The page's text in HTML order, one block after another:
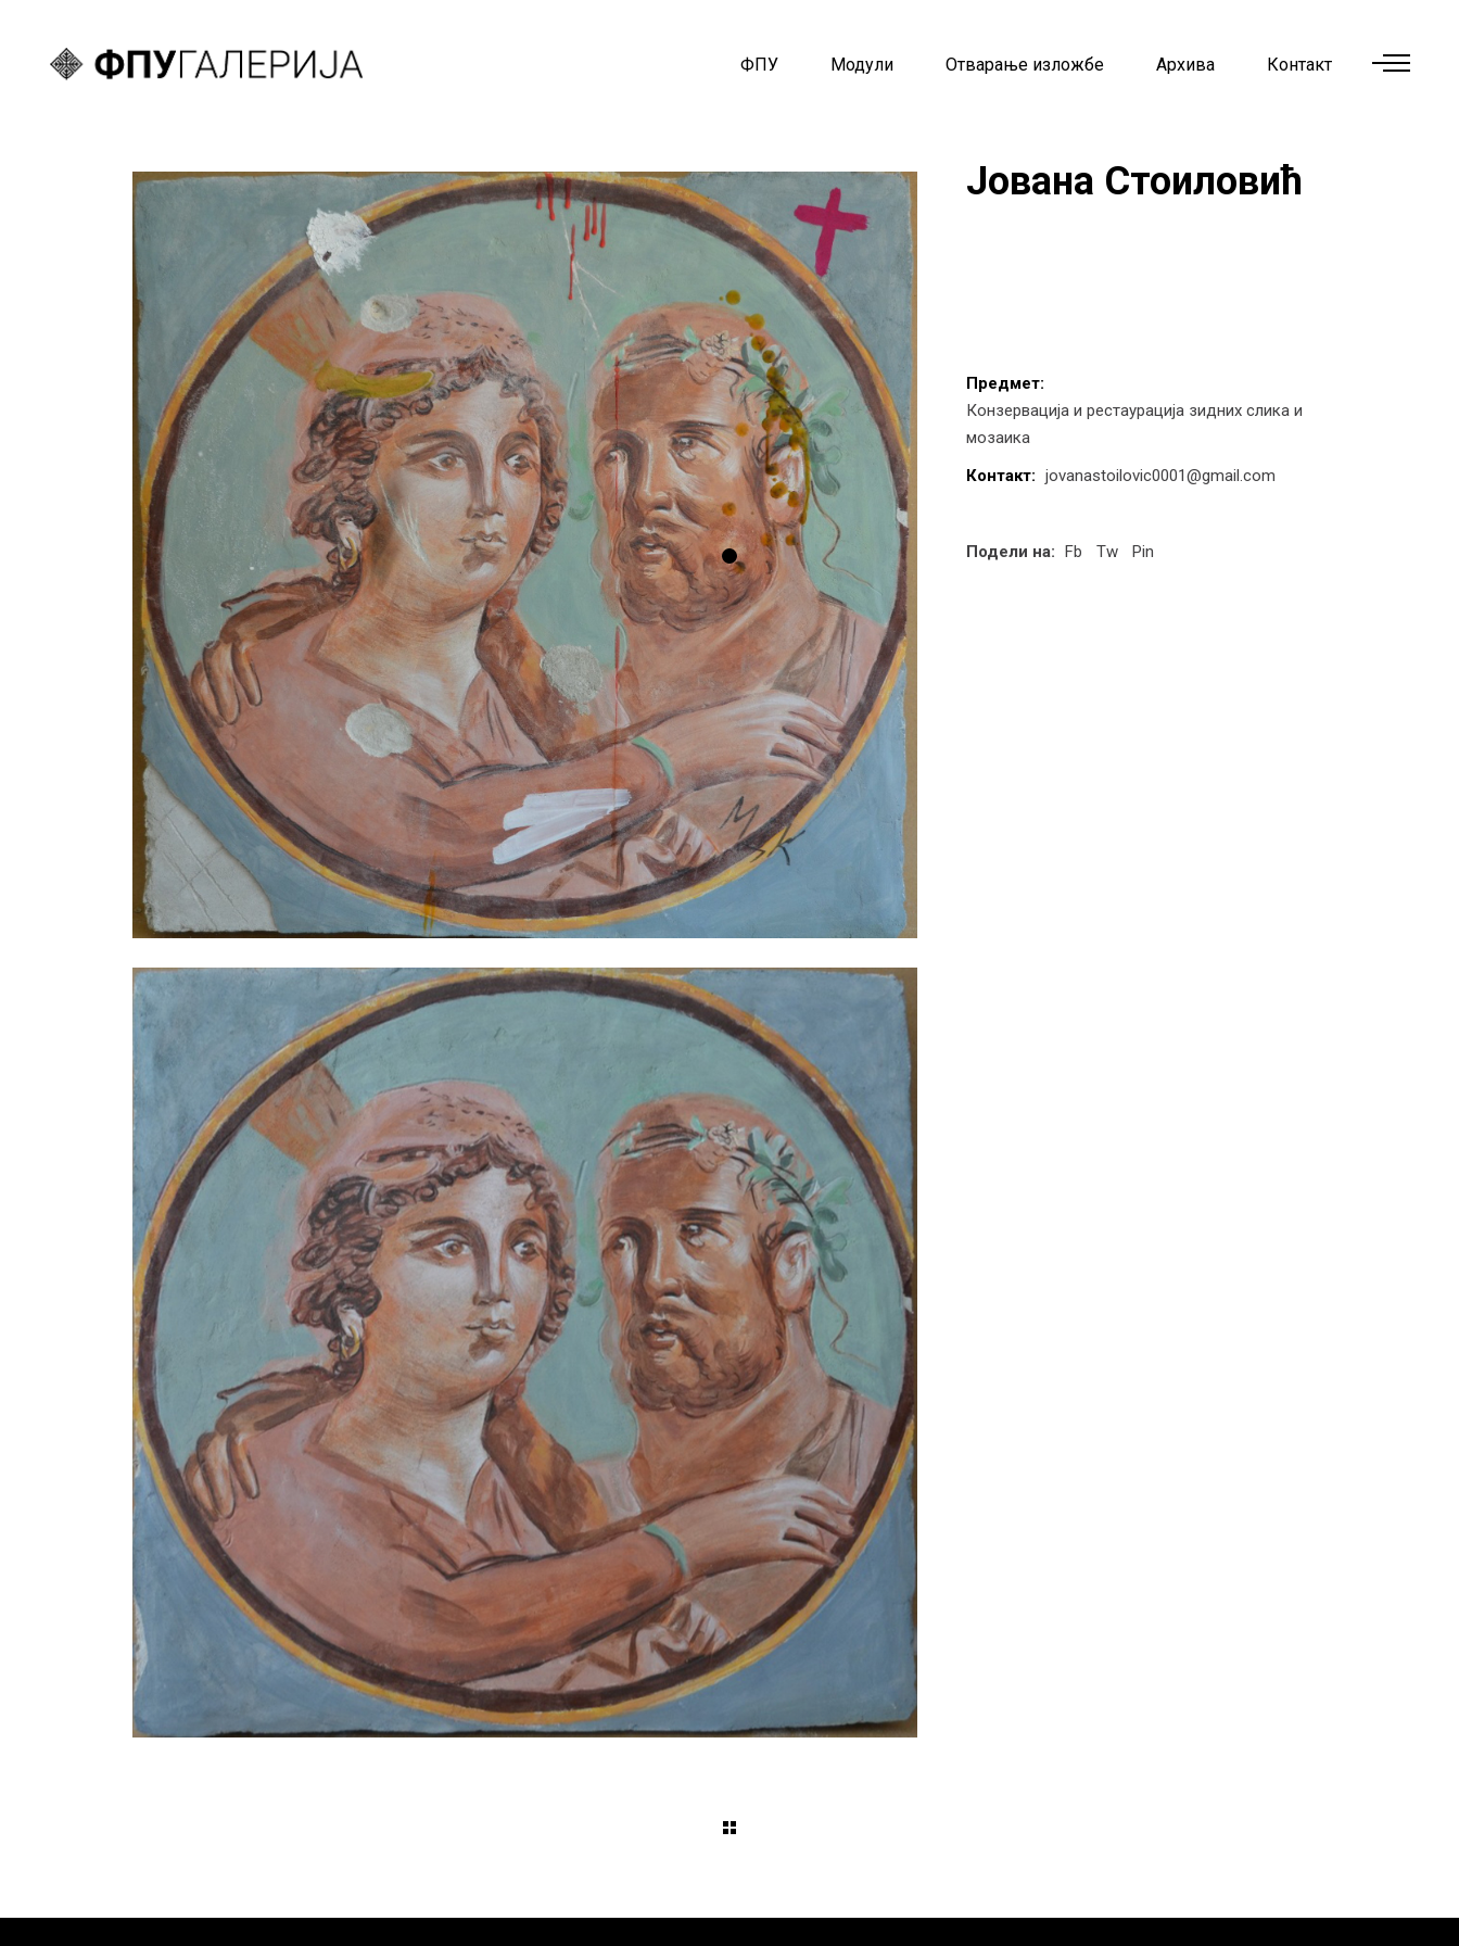
ФПУ Модули Отварање изложбе Архива Контакт
Јована Стоиловић
Предмет:
Конзервација и рестаурација зидних слика и
мозаика
Контакт: jovanastoilovic0001@gmail.com
Подели на: Fb Tw Pin